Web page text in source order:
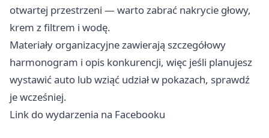
otwartej przestrzeni — warto zabrać nakrycie głowy,
krem z filtrem i wodę.
Materiały organizacyjne zawierają szczegółowy
harmonogram i opis konkurencji, więc jeśli planujesz
wystawić auto lub wziąć udział w pokazach, sprawdź
je wcześniej.
Link do wydarzenia na Facebooku